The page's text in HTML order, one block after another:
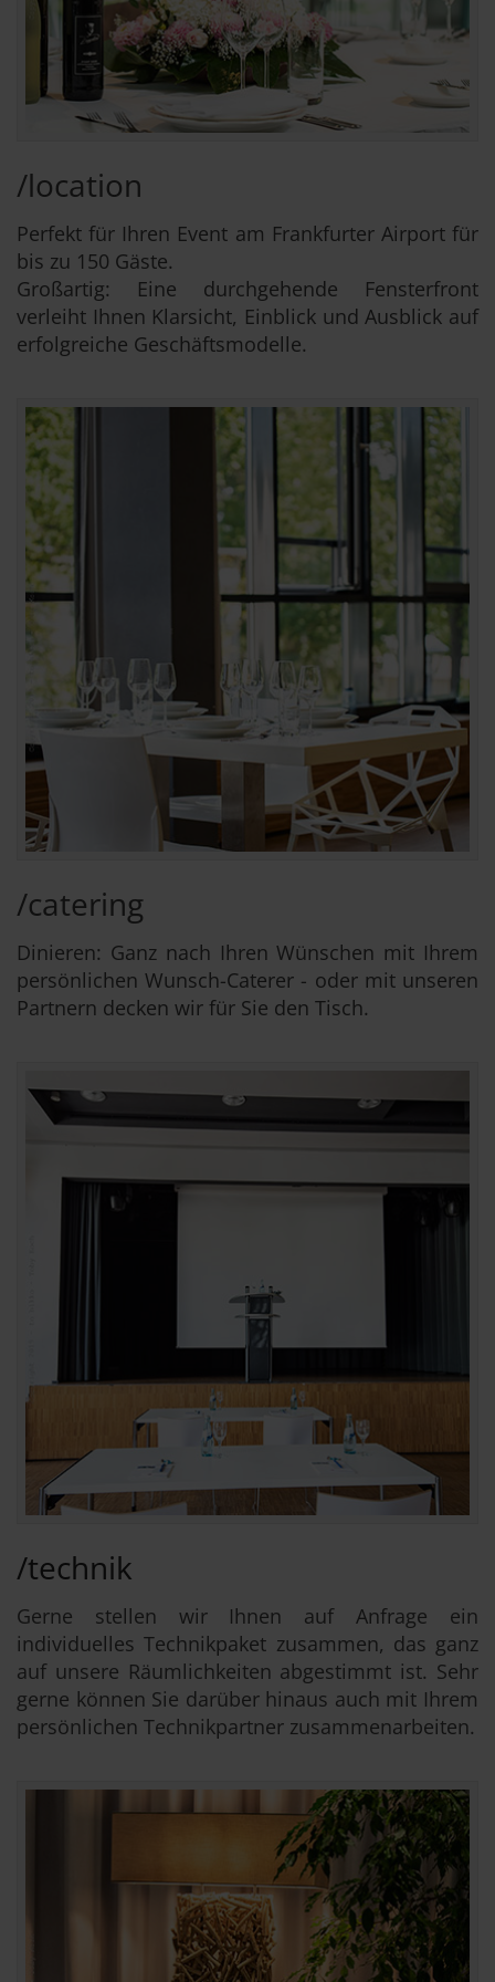
/location
Perfekt für Ihren Event am Frankfurter Airport für
bis zu 150 Gäste.
Großartig: Eine durchgehende Fensterfront
verleiht Ihnen Klarsicht, Einblick und Ausblick auf
erfolgreiche Geschäftsmodelle.
/catering
Dinieren: Ganz nach Ihren Wünschen mit Ihrem
persönlichen Wunsch-Caterer - oder mit unseren
Partnern decken wir für Sie den Tisch.
/technik
Gerne stellen wir Ihnen auf Anfrage ein
individuelles Technikpaket zusammen, das ganz
auf unsere Räumlichkeiten abgestimmt ist. Sehr
gerne können Sie darüber hinaus auch mit Ihrem
persönlichen Technikpartner zusammenarbeiten.